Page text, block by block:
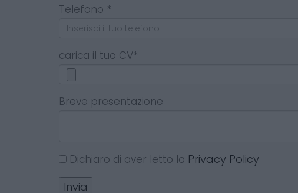
Telefono *
carica il tuo CV*
Breve presentazione
Dichiaro di aver letto la Privacy Policy
Invia